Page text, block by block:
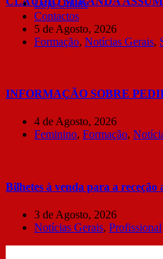
Loja Online
Contactos
5 de Agosto, 2026
Formação, Notícias Gerais,
INFORMAÇÃO SOBRE
4 de Agosto, 2026
Feminino, Formação,
Bilhetes à venda para a receção
3 de Agosto, 2026
Notícias Gerais, Profissional